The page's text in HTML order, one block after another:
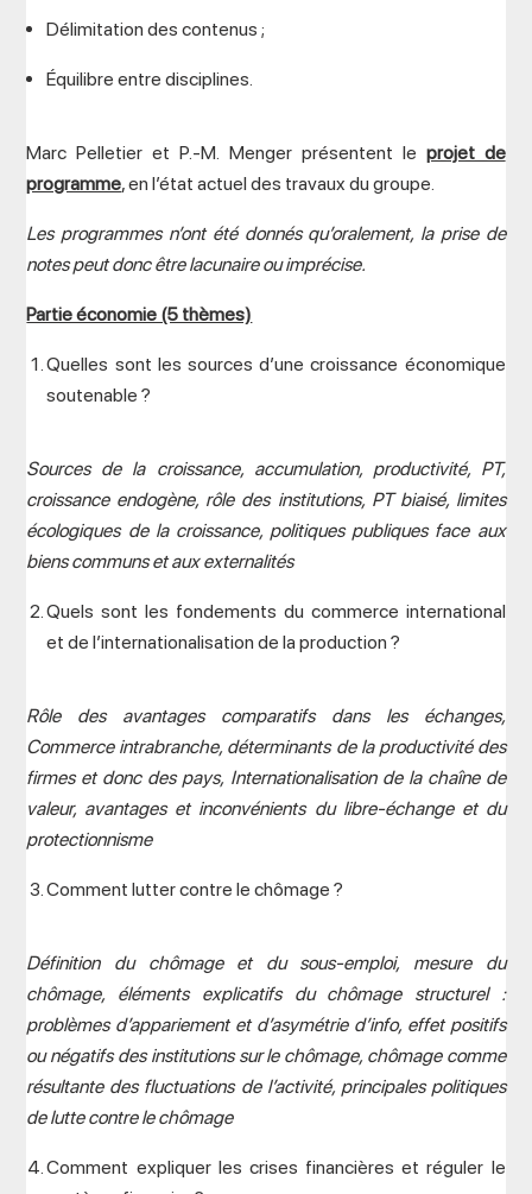
Délimitation des contenus ;
Équilibre entre disciplines.
Marc Pelletier et P.-M. Menger présentent le projet de
programme, en l’état actuel des travaux du groupe.
Les programmes n’ont été donnés qu’oralement, la prise de
notes peut donc être lacunaire ou imprécise.
Partie économie (5 thèmes)
Quelles sont les sources d’une croissance économique
soutenable ?
Sources de la croissance, accumulation, productivité, PT,
croissance endogène, rôle des institutions, PT biaisé, limites
écologiques de la croissance, politiques publiques face aux
biens communs et aux externalités
Quels sont les fondements du commerce international
et de l’internationalisation de la production ?
Rôle des avantages comparatifs dans les échanges,
Commerce intrabranche, déterminants de la productivité des
firmes et donc des pays, Internationalisation de la chaîne de
valeur, avantages et inconvénients du libre-échange et du
protectionnisme
Comment lutter contre le chômage ?
Définition du chômage et du sous-emploi, mesure du
chômage, éléments explicatifs du chômage structurel :
problèmes d’appariement et d’asymétrie d’info, effet positifs
ou négatifs des institutions sur le chômage, chômage comme
résultante des fluctuations de l’activité, principales politiques
de lutte contre le chômage
Comment expliquer les crises financières et réguler le